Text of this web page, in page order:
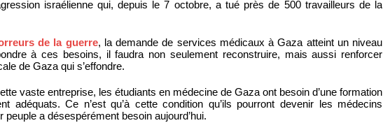
israélienne qui, depuis le 7 octobre, a tué près de 500 travailleurs de la
de la guerre, la demande de services médicaux à Gaza atteint un niveau
à ces besoins, il faudra non seulement reconstruire, mais aussi renforcer
de Gaza qui s’effondre.
vaste entreprise, les étudiants en médecine de Gaza ont besoin d’une formation
adéquats. Ce n’est qu’à cette condition qu’ils pourront devenir les médecins
peuple a désespérément besoin aujourd’hui.